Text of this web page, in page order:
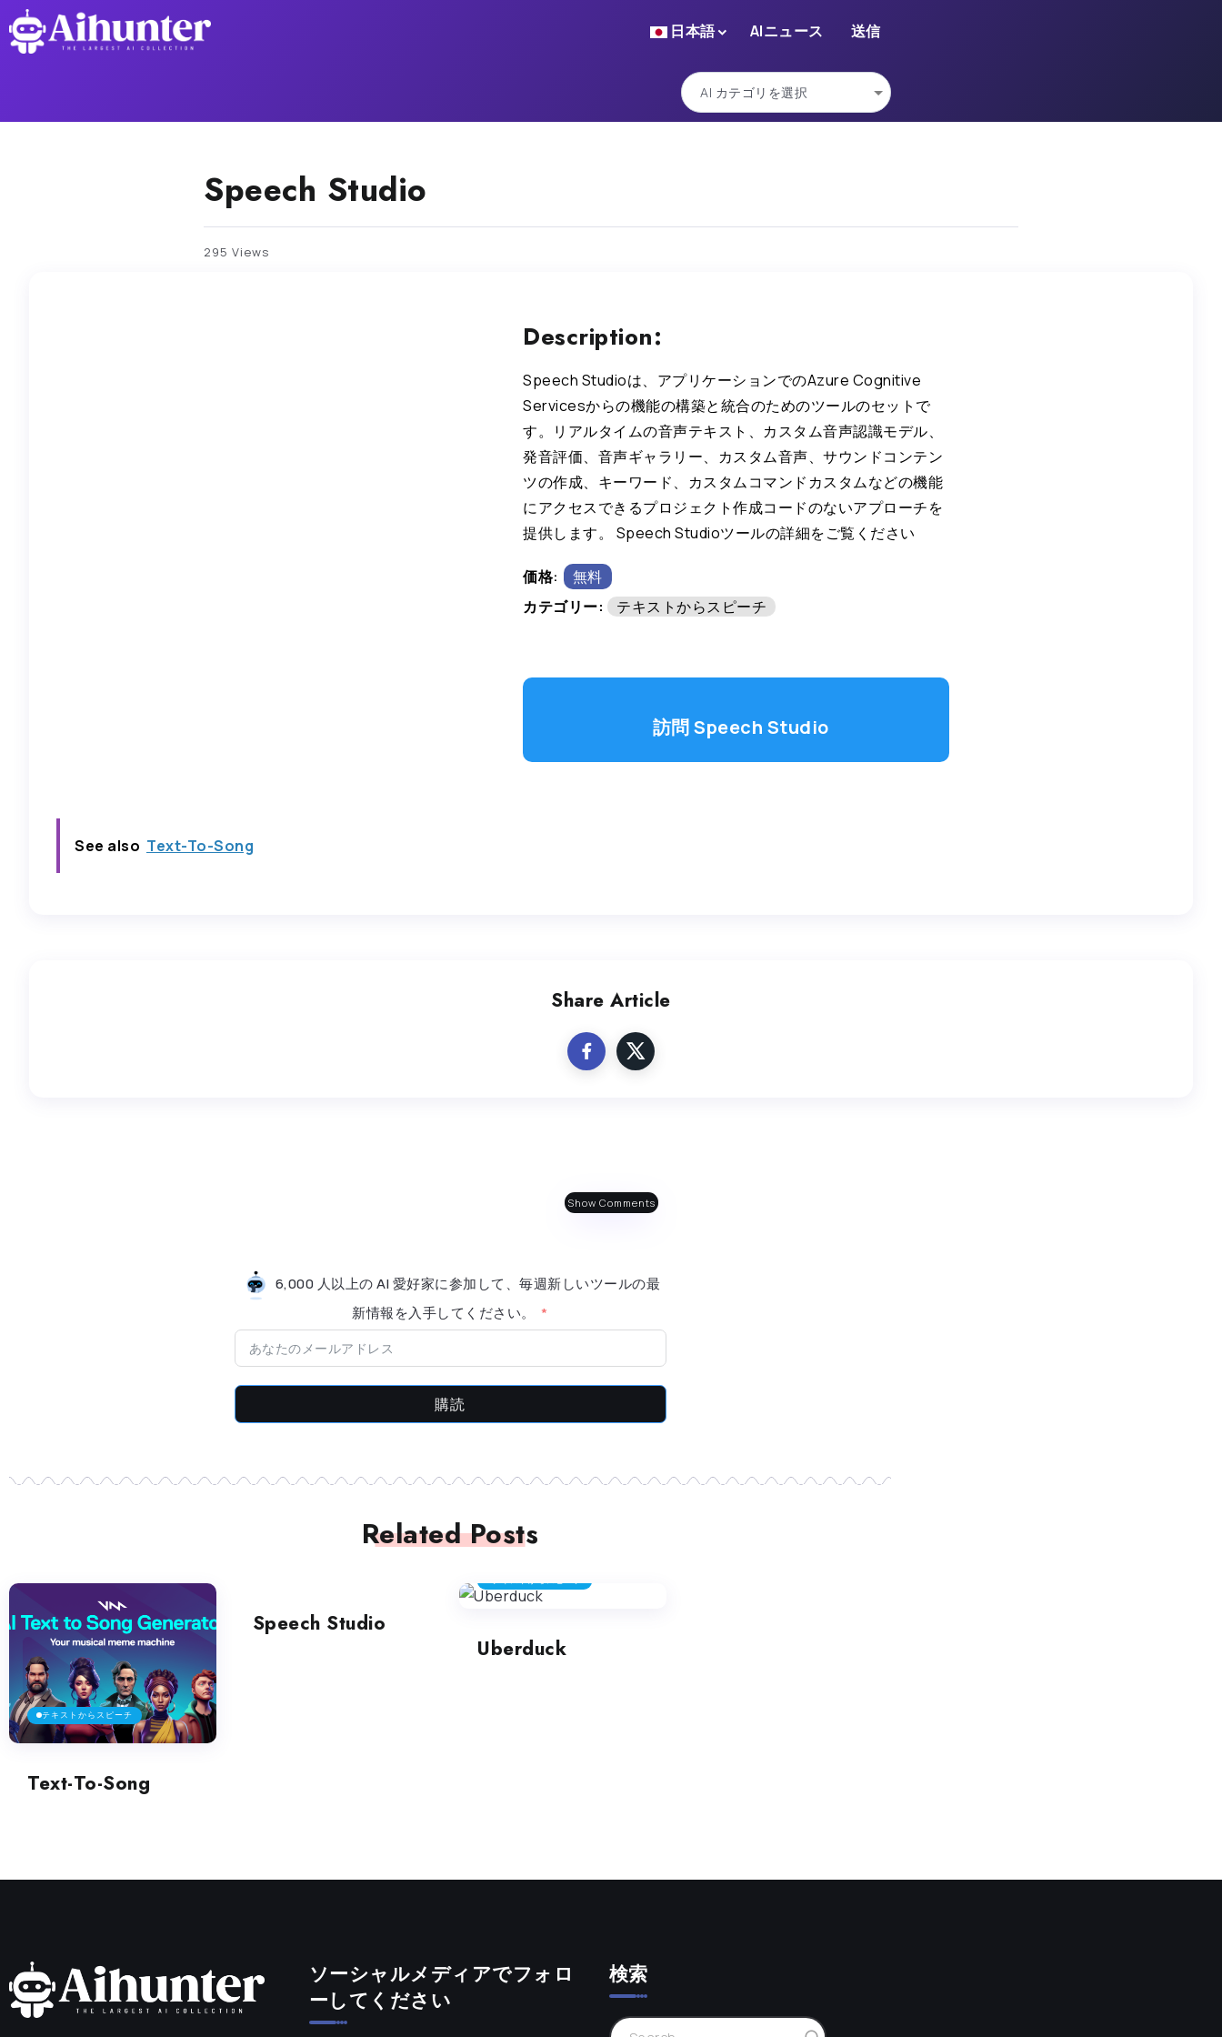
日本語 AIニュース 送信
Speech Studio
295 Views
Description:
Speech Studioは、アプリケーションでのAzure Cognitive
Servicesからの機能の構築と統合のためのツールのセットで
す。リアルタイムの音声テキスト、カスタム音声認識モデル、
発音評価、音声ギャラリー、カスタム音声、サウンドコンテン
ツの作成、キーワード、カスタムコマンドカスタムなどの機能
にアクセスできるプロジェクト作成コードのないアプローチを
提供します。 Speech Studioツールの詳細をご覧ください
価格:
無料
カテゴリー:
テキストからスピーチ
訪問 Speech Studio
See also Text-To-Song
Share Article
Show Comments
6,000 人以上の AI 愛好家に参加して、毎週新しいツールの最
新情​​報を入手してください。
購読
Related Posts
テキストからスピーチ
Text-To-Song
Speech Studio
Uberduck
ソーシャルメディアでフォロ
ーしてください
検索